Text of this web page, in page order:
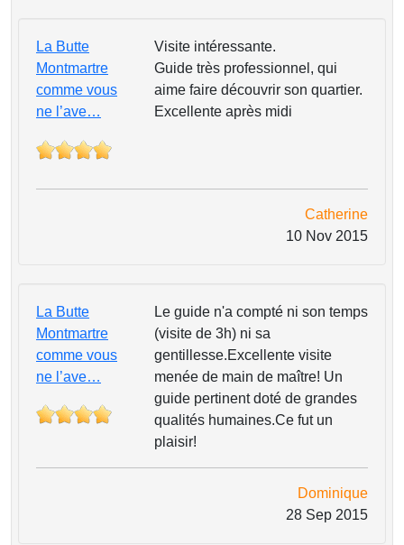
La Butte
Montmartre
comme vous
ne l’ave…
Visite intéressante.
Guide très professionnel, qui
aime faire découvrir son quartier.
Excellente après midi
Catherine
10 Nov 2015
La Butte
Montmartre
comme vous
ne l’ave…
Le guide n'a compté ni son temps
(visite de 3h) ni sa
gentillesse.Excellente visite
menée de main de maître! Un
guide pertinent doté de grandes
qualités humaines.Ce fut un
plaisir!
Dominique
28 Sep 2015